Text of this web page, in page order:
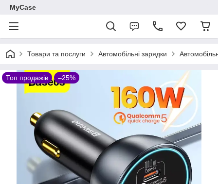
MyCase
Товари та послуги Автомобільні зарядки
Топ продажів –25%